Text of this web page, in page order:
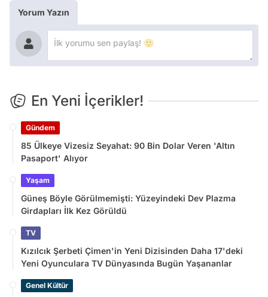
Yorum Yazın
En Yeni İçerikler!
Gündem
85 Ülkeye Vizesiz Seyahat: 90 Bin Dolar Veren 'Altın
Pasaport' Alıyor
Yaşam
Güneş Böyle Görülmemişti: Yüzeyindeki Dev Plazma
Girdapları İlk Kez Görüldü
TV
Kızılcık Şerbeti Çimen'in Yeni Dizisinden Daha 17'deki
Yeni Oyunculara TV Dünyasında Bugün Yaşananlar
Genel Kültür